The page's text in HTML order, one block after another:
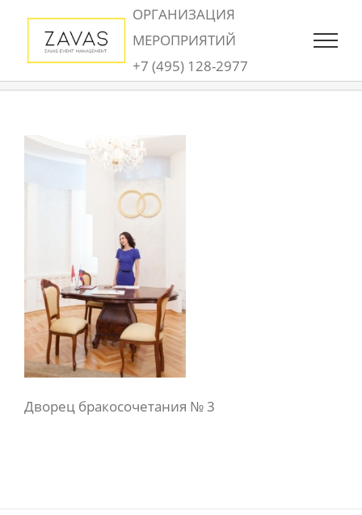
content
ОРГАНИЗАЦИЯ
МЕРОПРИЯТИЙ
+7 (495) 128-2977
Дворец бракосочетания № 3